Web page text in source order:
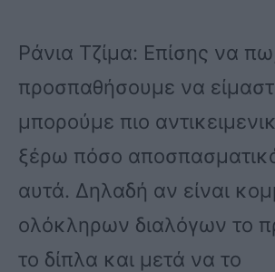
Ράνια Τζίμα: Επίσης να
προσπαθήσουμε να
μπορούμε πιο
ξέρω πόσο
αυτά. Δηλαδή αν είναι
ολόκληρων διαλόγων το
το δίπλα και μετά να το